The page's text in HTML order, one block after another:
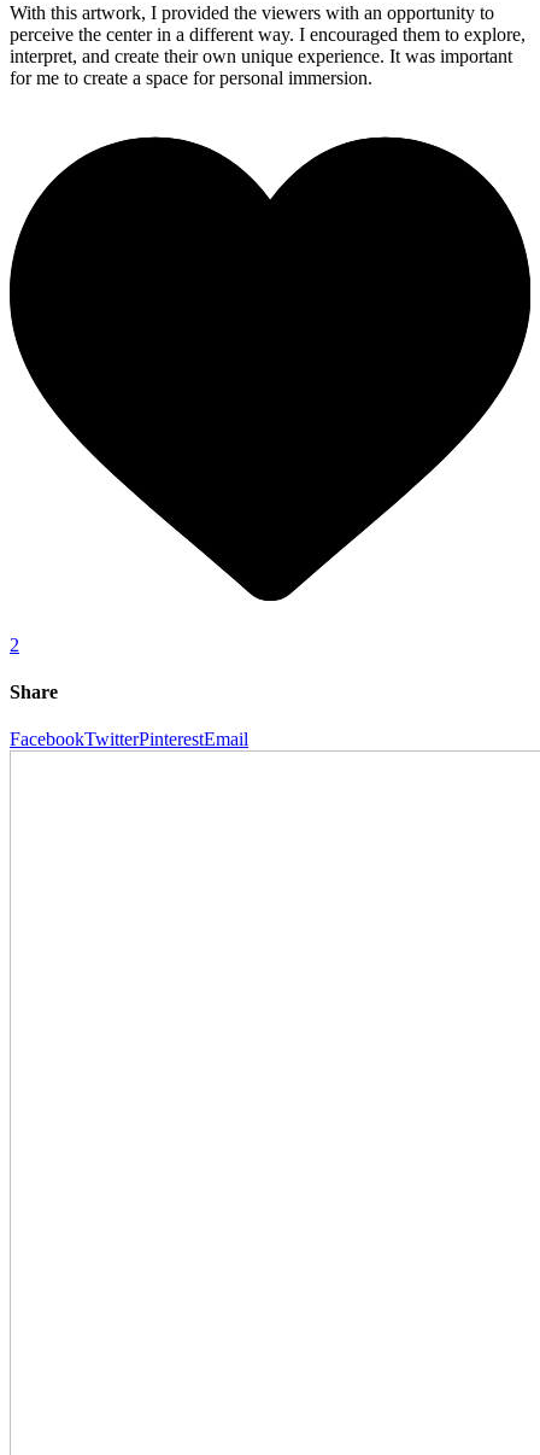
With this artwork, I provided the viewers with an opportunity to
perceive the center in a different way. I encouraged them to explore,
interpret, and create their own unique experience. It was important
for me to create a space for personal immersion.
2
Share
FacebookTwitterPinterestEmail